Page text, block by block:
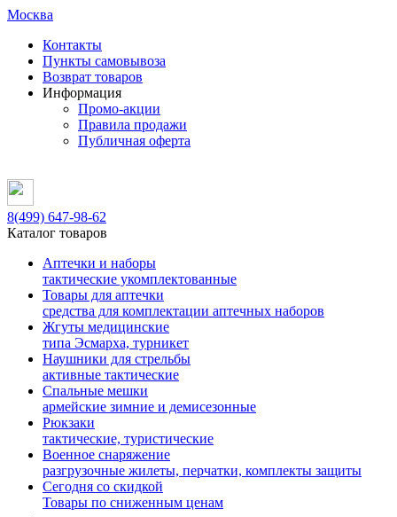
Москва
Контакты
Пункты самовывоза
Возврат товаров
Информация
Промо-акции
Правила продажи
Публичная оферта
8(499) 647-98-62
Каталог товаров
Аптечки и наборы
тактические укомплектованные
Товары для аптечки
средства для комплектации аптечных наборов
Жгуты медицинские
типа Эсмарха, турникет
Наушники для стрельбы
активные тактические
Спальные мешки
армейские зимние и демисезонные
Рюкзаки
тактические, туристические
Военное снаряжение
разгрузочные жилеты, перчатки, комплекты защиты
Сегодня со скидкой
Товары по сниженным ценам